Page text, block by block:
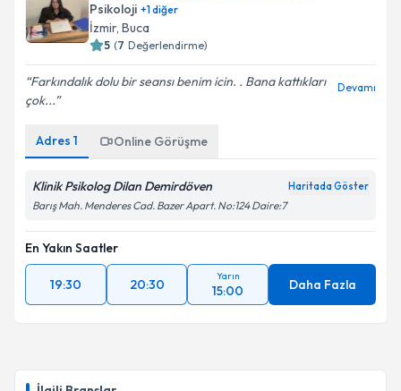
Psikoloji +1diğer
İzmir, Buca
5 (7 Değerlendirme)
Farkındalık dolu bir seansı benim icin. . Bana kattıkları
çok...
Devamı
Adres 1 Online Görüşme
Klinik Psikolog Dilan Demirdöven Haritada Göster
Barış Mah. Menderes Cad. Bazer Apart. No:124 Daire:7
En Yakın Saatler
19:30 20:30
Yarın
15:00 Daha Fazla